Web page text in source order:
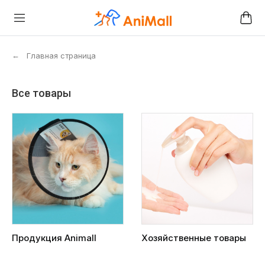
← Главная страница
Все товары
Продукция Animall Хозяйственные товары